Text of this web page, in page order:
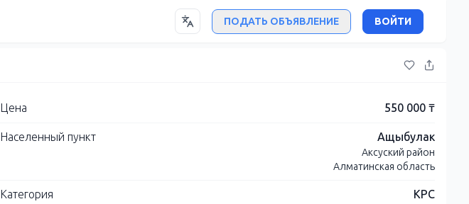
ПОДАТЬ ОБЪЯВЛЕНИЕ ВОЙТИ
Цена 550 000 ₸
Населенный пункт Ащыбулак
Аксуский район
Алматинская область
Категория КРС